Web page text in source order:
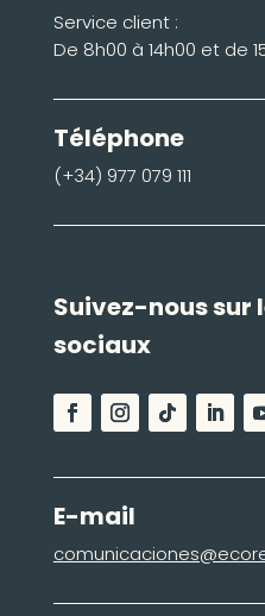
Service client :
De 8h00 à 14h00 et de
Téléphone
(+34) 977 079 111
Suivez-nous sur
sociaux
E-mail